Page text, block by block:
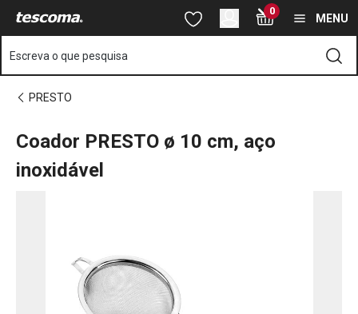
Está na página Coador PRESTO ø 10 cm, aço inoxidável
Saltar para o conteúdo principal
Saltar para a pesquisa
Saltar para a navegação 0
MENU
Escreva o que pesquisa
PRESTO
Coador PRESTO ø 10 cm, aço
inoxidável